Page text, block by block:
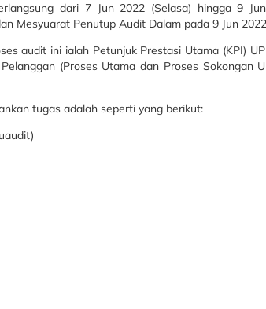
dari 7 Jun 2022 (Selasa) hingga 9
Mesyuarat Penutup Audit Dalam pada 9 Jun
audit ini ialah Petunjuk Prestasi Utama (KPI)
(Proses Utama dan Proses Sokongan
tugas adalah seperti yang berikut: